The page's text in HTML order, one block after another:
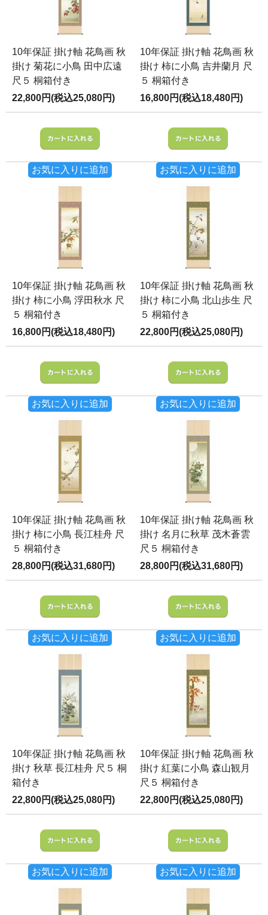
10年保証 掛け軸 花鳥画 秋
掛け 菊花に小鳥 田中広遠
尺５ 桐箱付き
22,800円(税込25,080円)
お気に入りに追加
10年保証 掛け軸 花鳥画 秋
掛け 柿に小鳥 吉井蘭月 尺
５ 桐箱付き
16,800円(税込18,480円)
お気に入りに追加
10年保証 掛け軸 花鳥画 秋
掛け 柿に小鳥 浮田秋水 尺
５ 桐箱付き
16,800円(税込18,480円)
お気に入りに追加
10年保証 掛け軸 花鳥画 秋
掛け 柿に小鳥 北山歩生 尺
５ 桐箱付き
22,800円(税込25,080円)
お気に入りに追加
10年保証 掛け軸 花鳥画 秋
掛け 柿に小鳥 長江桂舟 尺
５ 桐箱付き
28,800円(税込31,680円)
お気に入りに追加
10年保証 掛け軸 花鳥画 秋
掛け 名月に秋草 茂木蒼雲
尺５ 桐箱付き
28,800円(税込31,680円)
お気に入りに追加
10年保証 掛け軸 花鳥画 秋
掛け 秋草 長江桂舟 尺５ 桐
箱付き
22,800円(税込25,080円)
お気に入りに追加
10年保証 掛け軸 花鳥画 秋
掛け 紅葉に小鳥 森山観月
尺５ 桐箱付き
22,800円(税込25,080円)
お気に入りに追加